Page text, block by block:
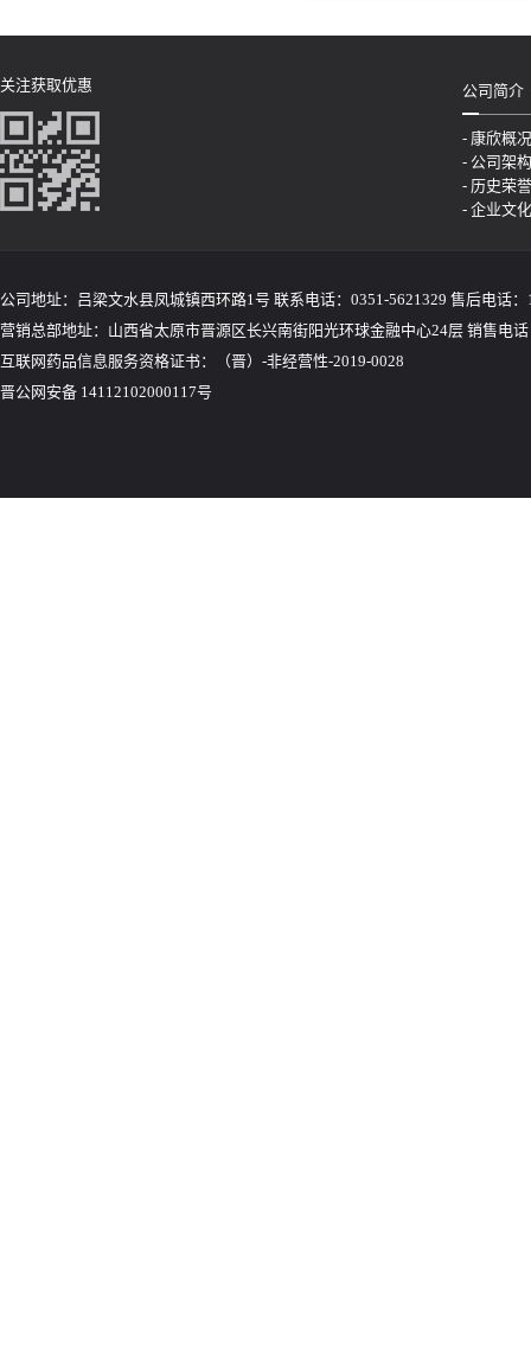
关注获取优惠 公司简介
- 康欣概况
- 公司架构
- 历史荣誉
- 企业文化
公司地址：吕梁文水县凤城镇西环路1号 联系电话：0351-5621329 售后电话：
营销总部地址：山西省太原市晋源区长兴南街阳光环球金融中心24层 销售电
互联网药品信息服务资格证书：（晋）-非经营性-2019-0028
晋公网安备 14112102000117号